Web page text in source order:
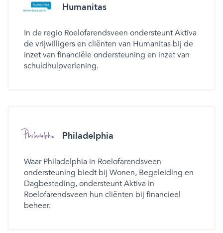
Humanitas
In de regio Roelofarendsveen ondersteunt Aktiva
de vrijwilligers en cliënten van Humanitas bij de
inzet van financiële ondersteuning en inzet van
schuldhulpverlening.
Philadelphia
Waar Philadelphia in Roelofarendsveen
ondersteuning biedt bij Wonen, Begeleiding en
Dagbesteding, ondersteunt Aktiva in
Roelofarendsveen hun cliënten bij financieel
beheer.